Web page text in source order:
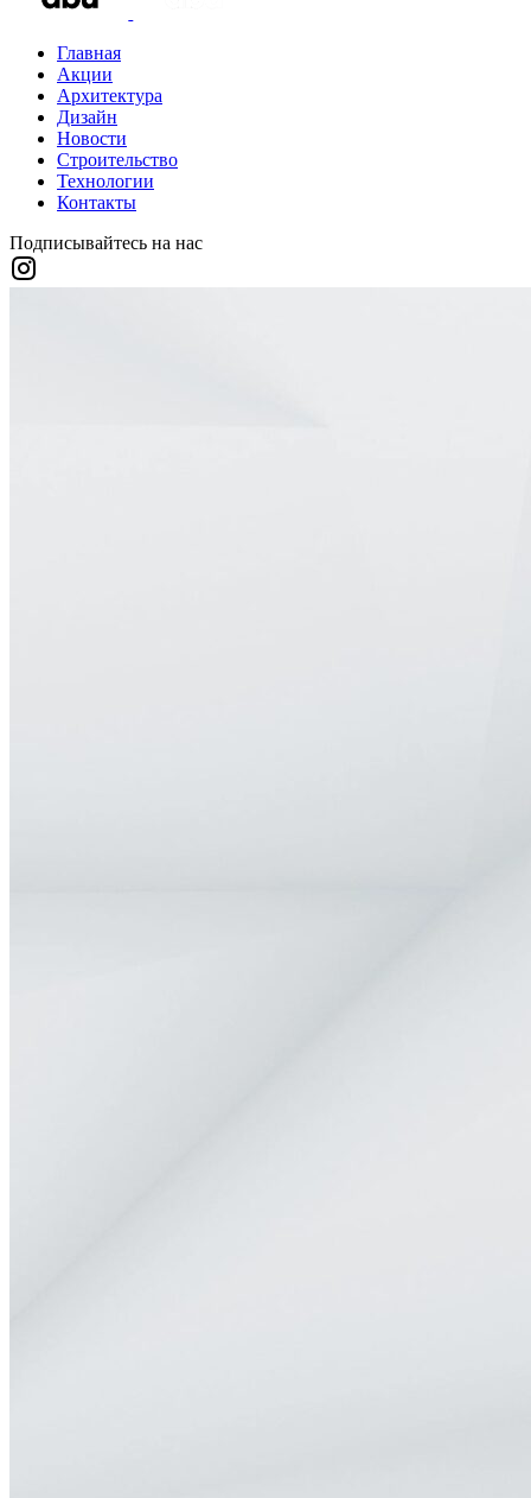
Главная
Акции
Архитектура
Дизайн
Новости
Строительство
Технологии
Контакты
Подписывайтесь на нас